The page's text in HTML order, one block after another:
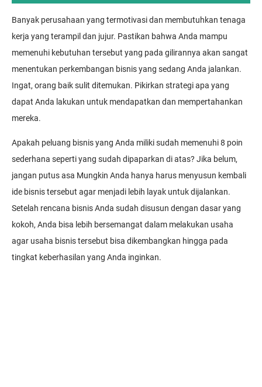
Banyak perusahaan yang termotivasi dan membutuhkan tenaga
kerja yang terampil dan jujur. Pastikan bahwa Anda mampu
memenuhi kebutuhan tersebut yang pada gilirannya akan sangat
menentukan perkembangan bisnis yang sedang Anda jalankan.
Ingat, orang baik sulit ditemukan. Pikirkan strategi apa yang
dapat Anda lakukan untuk mendapatkan dan mempertahankan
mereka.
Apakah peluang bisnis yang Anda miliki sudah memenuhi 8 poin
sederhana seperti yang sudah dipaparkan di atas? Jika belum,
jangan putus asa Mungkin Anda hanya harus menyusun kembali
ide bisnis tersebut agar menjadi lebih layak untuk dijalankan.
Setelah rencana bisnis Anda sudah disusun dengan dasar yang
kokoh, Anda bisa lebih bersemangat dalam melakukan usaha
agar usaha bisnis tersebut bisa dikembangkan hingga pada
tingkat keberhasilan yang Anda inginkan.